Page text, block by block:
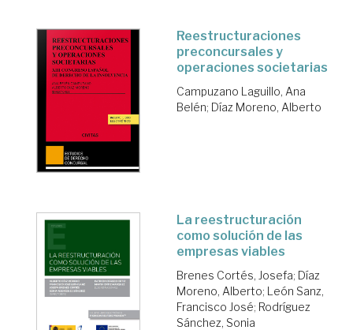
Reestructuraciones
preconcursales y
operaciones societarias
Campuzano Laguillo, Ana
Belén; Díaz Moreno, Alberto
La reestructuración
como solución de las
empresas viables
Brenes Cortés, Josefa; Díaz
Moreno, Alberto; León Sanz,
Francisco José; Rodríguez
Sánchez, Sonia